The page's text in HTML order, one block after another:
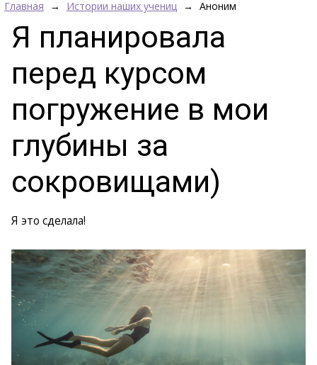
Главная → Истории наших учениц → Аноним
Я планировала
перед курсом
погружение в мои
глубины за
сокровищами)
Я это сделала!